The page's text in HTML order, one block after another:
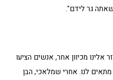
גר לידם".
מכיוון אחר, אנשים הציעו
לנו. אחרי שמלאכי, הבן